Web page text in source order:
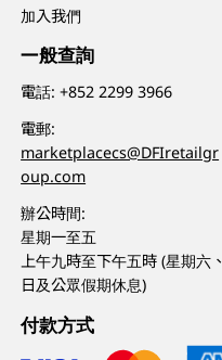
加入我們
一般查詢
電話:+852 2299 3966
電郵:
marketplacecs@DFIretailgr
oup.com
辦公時間:
星期一至五
上午九時至下午五時 (星期六、
日及公眾假期休息)
付款方式